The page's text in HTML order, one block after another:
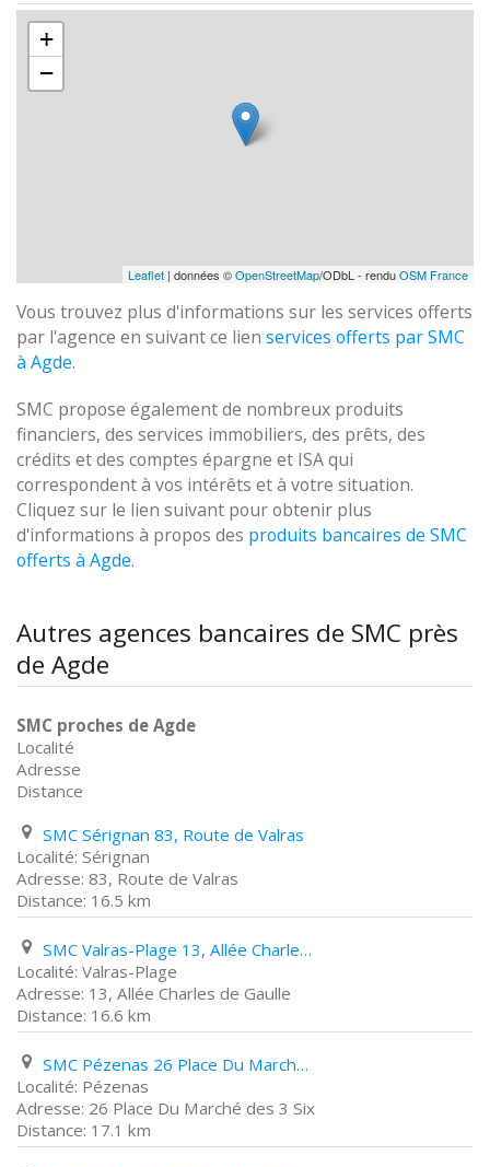
+
−
Leaflet | données ©OpenStreetMap/ODbL - renduOSM France
Vous trouvez plus d'informations sur les services offerts
par l'agence en suivant ce lien services offerts par SMC
à Agde.
SMC propose également de nombreux produits
financiers, des services immobiliers, des prêts, des
crédits et des comptes épargne et ISA qui
correspondent à vos intérêts et à votre situation.
Cliquez sur le lien suivant pour obtenir plus
d'informations à propos des produits bancaires de SMC
offerts à Agde.
Autres agences bancaires de SMC près
de Agde
SMC proches de Agde
Localité
Adresse
Distance
SMC Sérignan 83, Route de Valras
Sérignan
83, Route de Valras
16.5 km
SMC Valras-Plage 13, Allée Charles de Gaulle
Valras-Plage
13, Allée Charles de Gaulle
16.6 km
SMC Pézenas 26 Place Du Marché des 3 Six
Pézenas
26 Place Du Marché des 3 Six
17.1 km